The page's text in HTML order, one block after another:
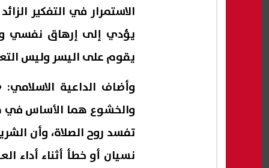
الاستمرار في التفكير
يؤدي إلى إرهاق نفسي
يقوم على اليسر وليس
وأضاف الداعية
والخشوع هما الأساس في
تفسد روح الصلاة، وأن
نسيان أو خطأ أثناء أداء